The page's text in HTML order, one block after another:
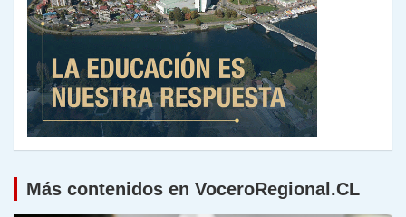
Más contenidos en VoceroRegional.CL